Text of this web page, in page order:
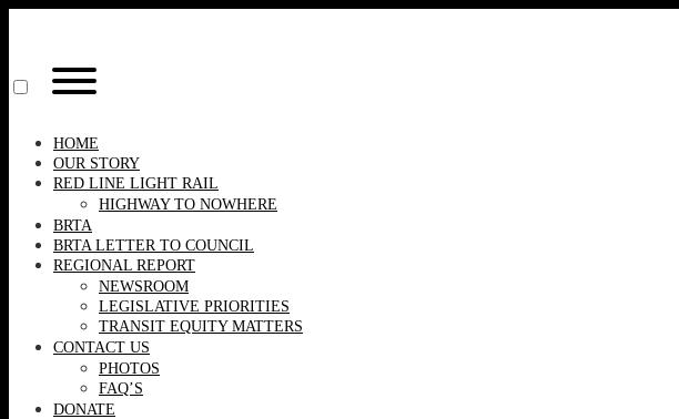
HOME
OUR STORY
RED LINE LIGHT RAIL
HIGHWAY TO NOWHERE
BRTA
BRTA LETTER TO COUNCIL
REGIONAL REPORT
NEWSROOM
LEGISLATIVE PRIORITIES
TRANSIT EQUITY MATTERS
CONTACT US
PHOTOS
FAQ’S
DONATE